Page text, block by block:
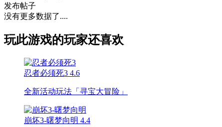
发布帖子
没有更多数据了....
玩此游戏的玩家还喜欢
忍者必须死3 4.6
全新活动玩法「寻宝大冒险」
崩坏3-曙梦向明 4.4